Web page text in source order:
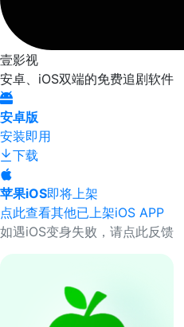
壹影视
安卓、iOS双端的免费追剧软件
安卓版
安装即用
下载
苹果iOS即将上架
点此查看其他已上架iOS APP
如遇iOS变身失败，请点此反馈